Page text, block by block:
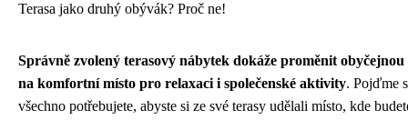
Terasa jako druhý obývák? Proč ne!
Správně zvolený terasový nábytek dokáže proměnit obyčejnou
na komfortní místo pro relaxaci i společenské aktivity. Pojďme
všechno potřebujete, abyste si ze své terasy udělali místo, kde